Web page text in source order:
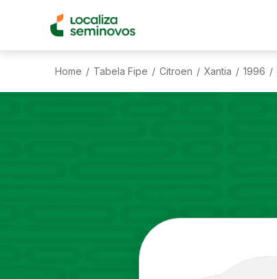
Home / Tabela Fipe / Citroen / Xantia / 1996 /